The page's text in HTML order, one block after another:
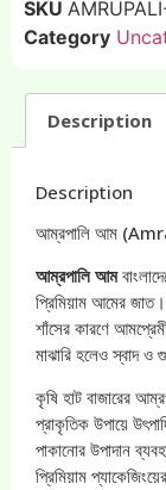
SKU
Category
Description
Description
আম্রপালি আম
আম্রপালি আম
প্রিমিয়াম আমের
শাঁসের কারণে
মাঝারি হলেও স্বাদ
কৃষি হাট বাজারের
প্রাকৃতিক উপায়ে
পাকানোর উপাদান
প্রিমিয়াম